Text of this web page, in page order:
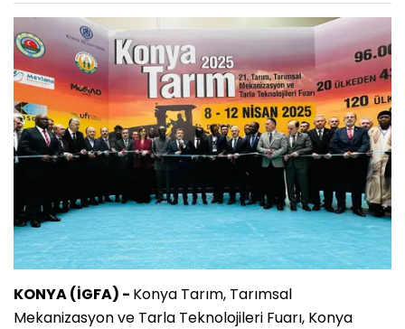
KONYA (İGFA) - Konya Tarım, Tarımsal
Mekanizasyon ve Tarla Teknolojileri Fuarı, Konya